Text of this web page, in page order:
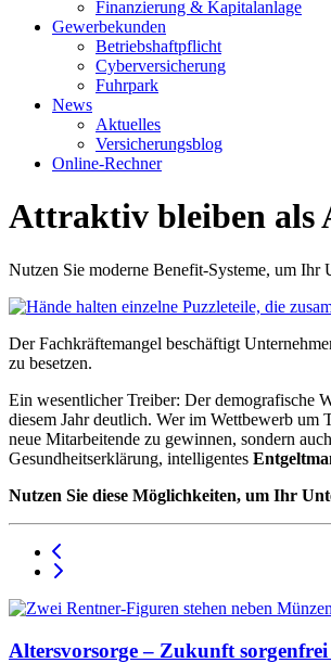
Finanzierung & Kapitalanlage
Gewerbekunden
Betriebshaftpflicht
Cyberversicherung
Fuhrpark
News
Aktuelles
Versicherungsblog
Online-Rechner
Attraktiv bleiben als
Nutzen Sie moderne Benefit-Systeme, um Ihr
Der Fachkräftemangel beschäftigt
zu besetzen.
Ein wesentlicher Treiber: Der demografische
diesem Jahr deutlich. Wer im Wettbewerb um
neue Mitarbeitende zu gewinnen, sondern
Gesundheitserklärung, intelligentes
Nutzen Sie diese Möglichkeiten, um Ihr
Altersvorsorge – Zukunft sorgenfrei